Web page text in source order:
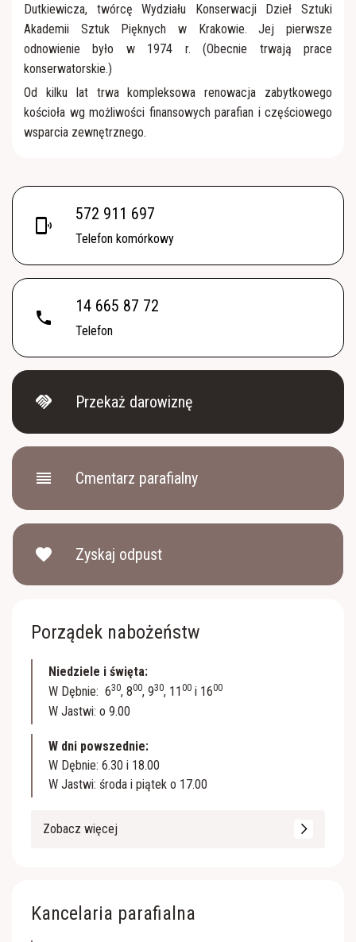
phonelink_ring
572 911 697
Telefon komórkowy
phone
14 665 87 72
Telefon
handshake Przekaż darowiznę
reorder Cmentarz parafialny
favorite Zyskaj odpust
Porządek nabożeństw
Niedziele i święta:
W Dębnie: 630, 800, 930, 1100 i 1600
W Jastwi: o 9.00
W dni powszednie:
W Dębnie: 6.30 i 18.00
W Jastwi: środa i piątek o 17.00
Zobacz więcej
Kancelaria parafialna
Dutkiewicza, twórcę Wydziału Konserwacji Dzieł Sztuki
Akademii Sztuk Pięknych w Krakowie. Jej pierwsze
odnowienie było w 1974 r. (Obecnie trwają prace
konserwatorskie.)
Od kilku lat trwa kompleksowa renowacja zabytkowego
kościoła wg możliwości finansowych parafian i częściowego
wsparcia zewnętrznego.